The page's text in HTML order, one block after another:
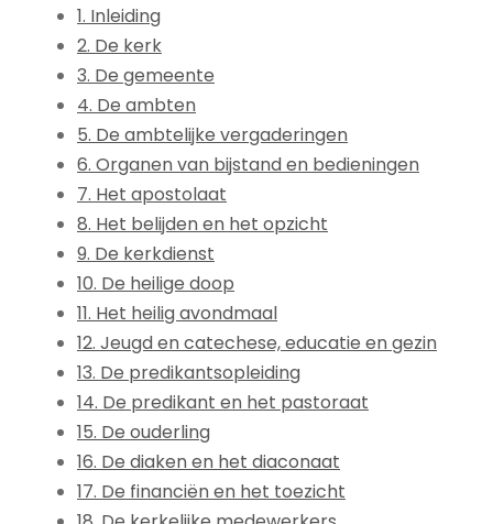
1. Inleiding
2. De kerk
3. De gemeente
4. De ambten
5. De ambtelijke vergaderingen
6. Organen van bijstand en bedieningen
7. Het apostolaat
8. Het belijden en het opzicht
9. De kerkdienst
10. De heilige doop
11. Het heilig avondmaal
12. Jeugd en catechese, educatie en gezin
13. De predikantsopleiding
14. De predikant en het pastoraat
15. De ouderling
16. De diaken en het diaconaat
17. De financiën en het toezicht